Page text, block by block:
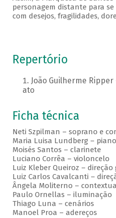
personagem distante para
com desejos, fragilidades,
Repertório
João Guilherme
ato
Ficha técnica
Neti Szpilman – soprano e
Maria Luisa Lundberg –
Moisés Santos – clarinete
Luciano Corrêa – violoncelo
Luiz Kleber Queiroz – direção
Luiz Carlos Cavalcanti –
Ângela Moliterno –
Paulo Ornellas – iluminação
Thiago Luna – cenários
Manoel Proa – adereços